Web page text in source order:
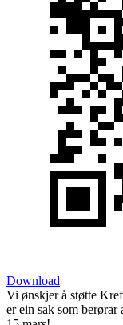
Download
Vi ønskjer å støtte
er ein sak som